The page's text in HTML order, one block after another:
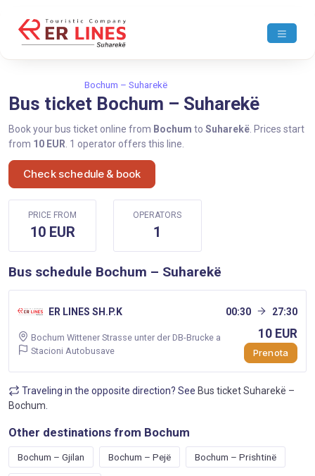
Bochum – Suharekë
Bus ticket Bochum – Suharekë
Book your bus ticket online from Bochum to Suharekë . Prices start
from 10 EUR . 1 operator offers this line.
Check schedule & book
PRICE FROM
10 EUR
OPERATORS
1
Bus schedule Bochum – Suharekë
ER LINES SH.P.K 00:30 27:30
Bochum Wittener Strasse unter der DB-Brucke a
Stacioni Autobusave
10 EUR
Prenota
Traveling in the opposite direction? See Bus ticket Suharekë –
Bochum
Other destinations from Bochum
Bochum – Gjilan Bochum – Pejë Bochum – Prishtinë